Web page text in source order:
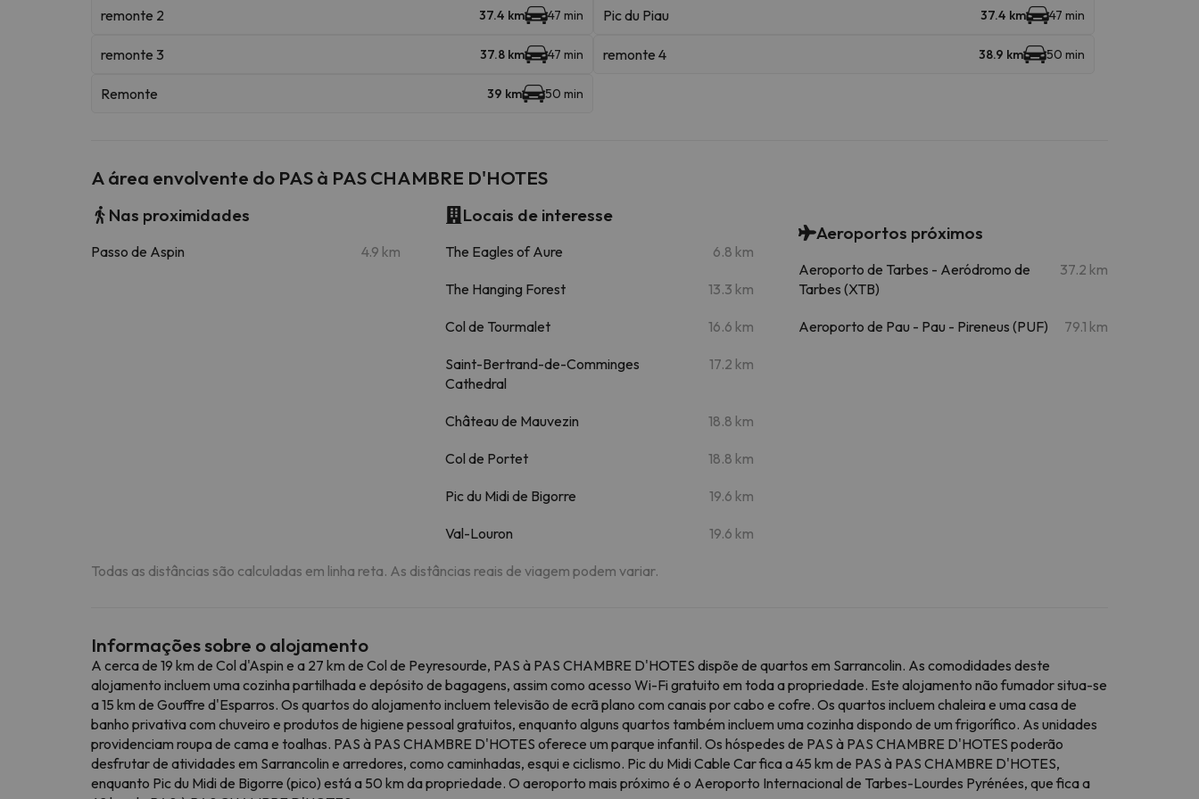
remonte 2 37.4 km 47 min Pic du Piau 37.4 km 47 min
remonte 3 37.8 km 47 min remonte 4 38.9 km 50 min
Remonte 39 km 50 min
A área envolvente do PAS à PAS CHAMBRE D'HOTES
Nas proximidades
Passo de Aspin 4.9 km
Locais de interesse
The Eagles of Aure 6.8 km
The Hanging Forest 13.3 km
Col de Tourmalet 16.6 km
Saint-Bertrand-de-Comminges
Cathedral
17.2 km
Château de Mauvezin 18.8 km
Col de Portet 18.8 km
Pic du Midi de Bigorre 19.6 km
Val-Louron 19.6 km
Aeroportos próximos
Aeroporto de Tarbes - Aeródromo de
Tarbes (XTB)
37.2 km
Aeroporto de Pau - Pau - Pireneus (PUF) 79.1 km
Todas as distâncias são calculadas em linha reta. As distâncias reais de viagem podem variar.
Informações sobre o alojamento
A cerca de 19 km de Col d'Aspin e a 27 km de Col de Peyresourde, PAS à PAS CHAMBRE D'HOTES dispõe de quartos em Sarrancolin. As comodidades deste
alojamento incluem uma cozinha partilhada e depósito de bagagens, assim como acesso Wi-Fi gratuito em toda a propriedade. Este alojamento não fumador situa-se
a 15 km de Gouffre d'Esparros. Os quartos do alojamento incluem televisão de ecrã plano com canais por cabo e cofre. Os quartos incluem chaleira e uma casa de
banho privativa com chuveiro e produtos de higiene pessoal gratuitos, enquanto alguns quartos também incluem uma cozinha dispondo de um frigorífico. As unidades
providenciam roupa de cama e toalhas. PAS à PAS CHAMBRE D'HOTES oferece um parque infantil. Os hóspedes de PAS à PAS CHAMBRE D'HOTES poderão
desfrutar de atividades em Sarrancolin e arredores, como caminhadas, esqui e ciclismo. Pic du Midi Cable Car fica a 45 km de PAS à PAS CHAMBRE D'HOTES,
enquanto Pic du Midi de Bigorre (pico) está a 50 km da propriedade. O aeroporto mais próximo é o Aeroporto Internacional de Tarbes-Lourdes Pyrénées, que fica a